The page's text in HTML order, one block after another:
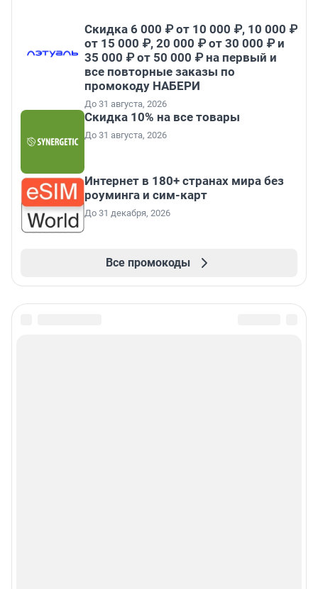
Скидка 6 000 ₽ от 10 000 ₽, 10 000 ₽
от 15 000 ₽, 20 000 ₽ от 30 000 ₽ и
35 000 ₽ от 50 000 ₽ на первый и
все повторные заказы по
промокоду НАБЕРИ
До 31 августа, 2026
Скидка 10% на все товары
До 31 августа, 2026
Интернет в 180+ странах мира без
роуминга и сим-карт
До 31 декабря, 2026
Все промокоды